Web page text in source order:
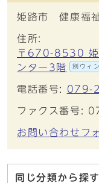
姫路市 健康福
住所:
〒670-8530 姫
ンター3階
別ウィ
電話番号: 079-
ファクス番号:
お問い合わせフ
同じ分類から探す